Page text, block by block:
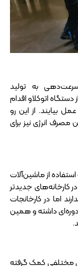
به تولید
اتوکلاو اقدام
بیایند. از این رو
مصرف انرژی نیز برای
از ماشین‌آلات
جدیدتر
اما در کارخانجات
داشته و همین
مختلفی کمک گرفته